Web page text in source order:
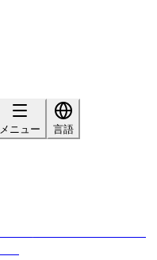
メニュー
言語